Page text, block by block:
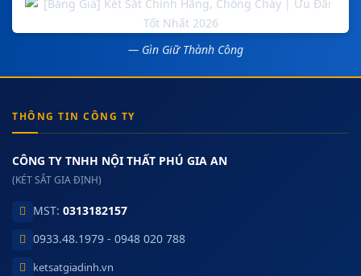
— Gìn Giữ Thành Công
THÔNG TIN CÔNG TY
CÔNG TY TNHH NỘI THẤT PHÚ GIA AN
(KÉT SẮT GIA ĐỊNH)
MST: 0313182157
0933.48.1979 - 0948 020 788
ketsatgiadinh.vn